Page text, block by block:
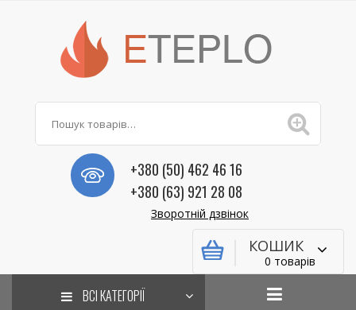
+380 (50) 462 46 16
+380 (63) 921 28 08
Зворотній дзвінок
КОШИК
0 товарів
ВСІ КАТЕГОРІЇ